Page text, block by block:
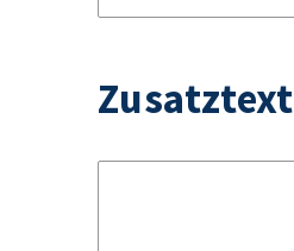
Zusatztext